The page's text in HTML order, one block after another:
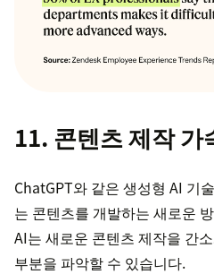
11. 콘텐츠 제작 가
ChatGPT와 같은 생성형 AI 기
는 콘텐츠를 개발하는 새로운
AI는 새로운 콘텐츠 제작을 간
부분을 파악할 수 있습니다.